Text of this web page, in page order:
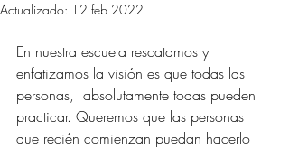
Actualizado: 12 feb 2022
En nuestra escuela rescatamos y
enfatizamos la visión es que todas las
personas,  absolutamente todas pueden
practicar. Queremos que las personas
que recién comienzan puedan hacerlo